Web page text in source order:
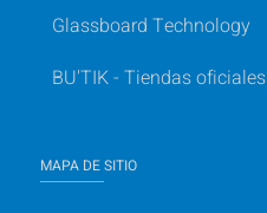
Glassboard Technology
BU'TIK - Tiendas oficiales
MAPA DE SITIO